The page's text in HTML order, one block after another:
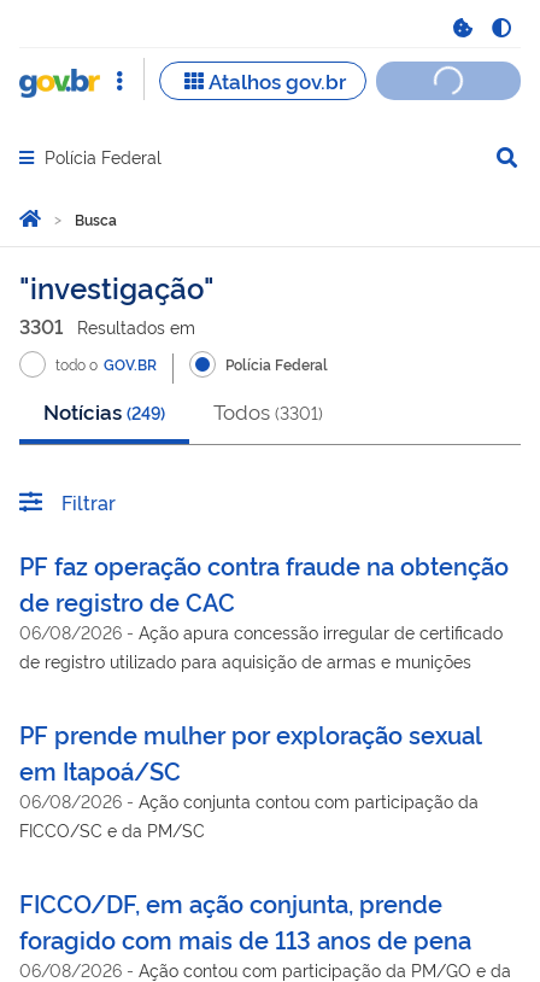
Abrir menu principal de navegação
Polícia Federal
Você está aqui:
Página Inicial
Busca
Busca
investigação
3301 Resultados em
todo o GOV.BR Polícia Federal
Notícias (249) Todos (3301)
Filtrar
PF faz operação contra fraude na obtenção
de registro de CAC
06/08/2026 - Ação apura concessão irregular de certificado
de registro utilizado para aquisição de armas e munições
PF prende mulher por exploração sexual
em Itapoá/SC
06/08/2026 - Ação conjunta contou com participação da
FICCO/SC e da PM/SC
FICCO/DF, em ação conjunta, prende
foragido com mais de 113 anos de pena
06/08/2026 - Ação contou com participação da PM/GO e da